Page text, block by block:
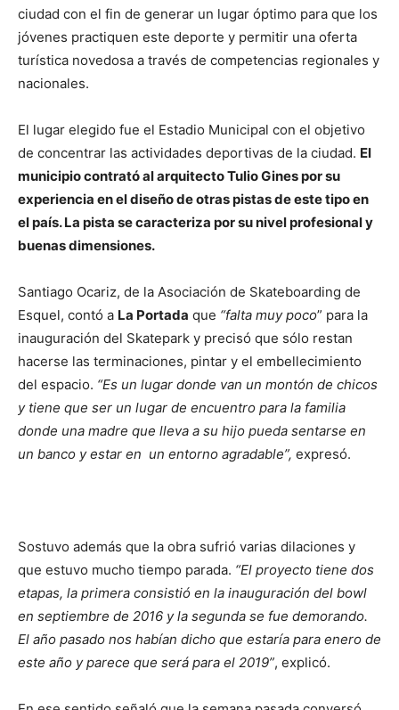
ciudad con el fin de generar un lugar óptimo para que los
jóvenes practiquen este deporte y permitir una oferta
turística novedosa a través de competencias regionales y
nacionales.
El lugar elegido fue el Estadio Municipal con el objetivo
de concentrar las actividades deportivas de la ciudad. El
municipio contrató al arquitecto Tulio Gines por su
experiencia en el diseño de otras pistas de este tipo en
el país. La pista se caracteriza por su nivel profesional y
buenas dimensiones.
Santiago Ocariz, de la Asociación de Skateboarding de
Esquel, contó a La Portada que “falta muy poco” para la
inauguración del Skatepark y precisó que sólo restan
hacerse las terminaciones, pintar y el embellecimiento
del espacio. “Es un lugar donde van un montón de chicos
y tiene que ser un lugar de encuentro para la familia
donde una madre que lleva a su hijo pueda sentarse en
un banco y estar en un entorno agradable”, expresó.
Sostuvo además que la obra sufrió varias dilaciones y
que estuvo mucho tiempo parada. “El proyecto tiene dos
etapas, la primera consistió en la inauguración del bowl
en septiembre de 2016 y la segunda se fue demorando.
El año pasado nos habían dicho que estaría para enero de
este año y parece que será para el 2019”, explicó.